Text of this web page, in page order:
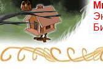
М
Э
Б